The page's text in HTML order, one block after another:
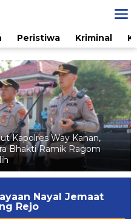
Peristiwa Kriminal
Kapolres Way Kanan,
Bhakti Ramik Ragom
Nayal Jemaat
Rejo